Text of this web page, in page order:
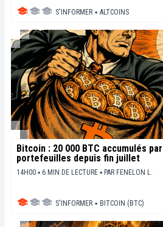
S'INFORMER ▪ ALTCOINS
Bitcoin : 20 000 BTC accumulés
portefeuilles depuis fin juillet
14H00 ▪ 6 MIN DE LECTURE ▪ PAR FENELON L.
S'INFORMER ▪ BITCOIN (BTC)